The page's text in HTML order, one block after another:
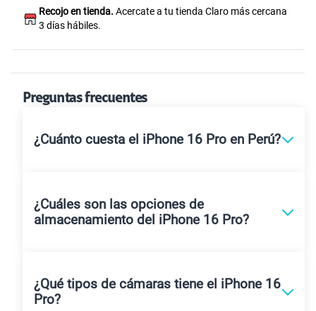
Recojo en tienda. Acercate a tu tienda Claro más cercana
3 días hábiles.
Preguntas frecuentes
¿Cuánto cuesta el iPhone 16 Pro en Perú?
¿Cuáles son las opciones de
almacenamiento del iPhone 16 Pro?
¿Qué tipos de cámaras tiene el iPhone 16
Pro?